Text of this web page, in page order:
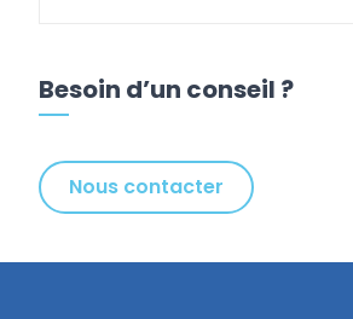
Besoin d’un conseil ?
Nous contacter